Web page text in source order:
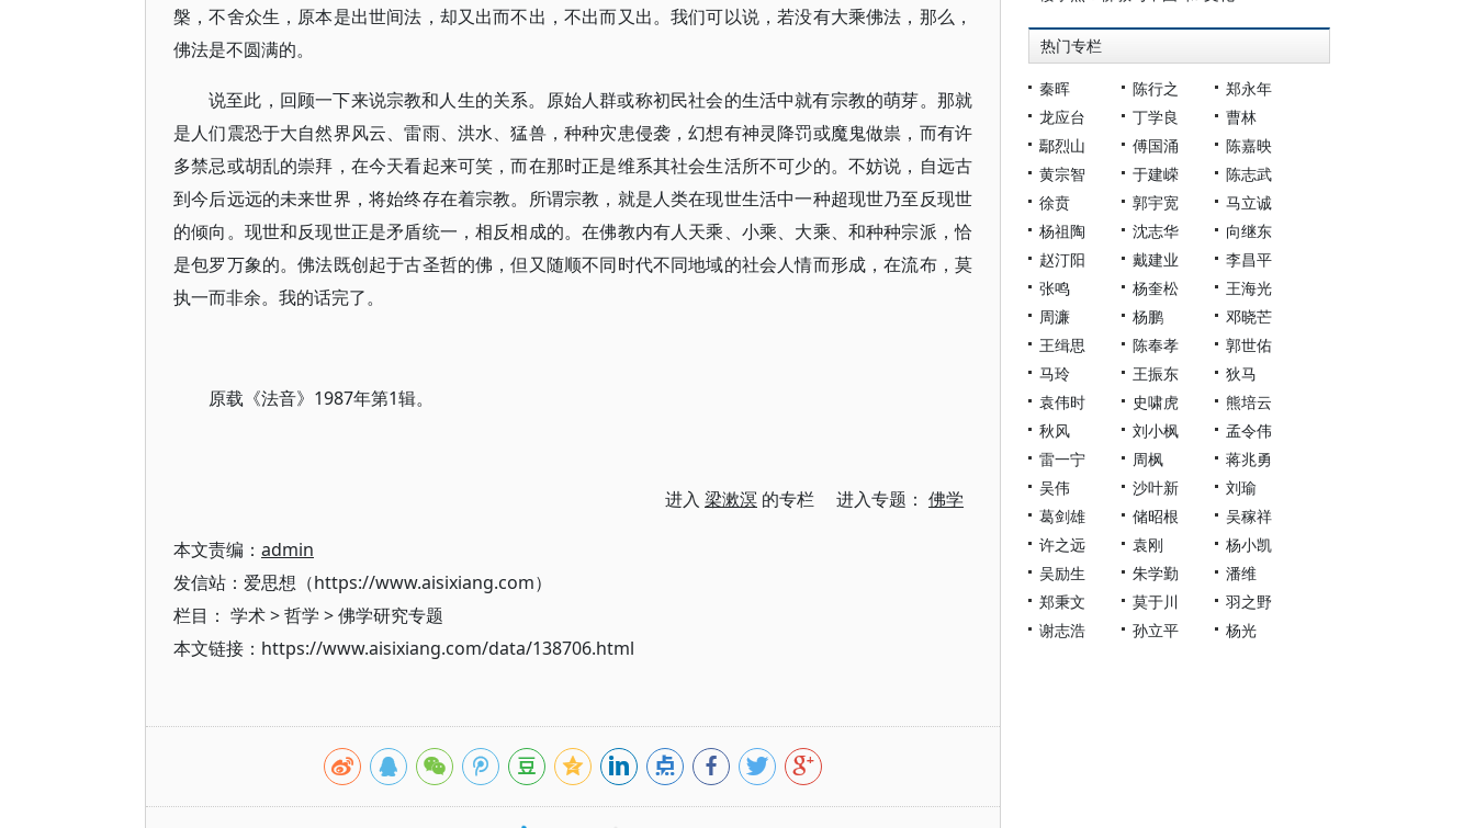
槃，不舍众生，原本是出世间法，却又出而不出，不出而又出。我们可以说，若没有大乘佛法，那么，
佛法是不圆满的。
说至此，回顾一下来说宗教和人生的关系。原始人群或称初民社会的生活中就有宗教的萌芽。那就
是人们震恐于大自然界风云、雷雨、洪水、猛兽，种种灾患侵袭，幻想有神灵降罚或魔鬼做祟，而有许
多禁忌或胡乱的崇拜，在今天看起来可笑，而在那时正是维系其社会生活所不可少的。不妨说，自远古
到今后远远的未来世界，将始终存在着宗教。所谓宗教，就是人类在现世生活中一种超现世乃至反现世
的倾向。现世和反现世正是矛盾统一，相反相成的。在佛教内有人天乘、小乘、大乘、和种种宗派，恰
是包罗万象的。佛法既创起于古圣哲的佛，但又随顺不同时代不同地域的社会人情而形成，在流布，莫
执一而非余。我的话完了。
原载《法音》1987年第1辑。
进入 梁漱溟 的专栏 进入专题： 佛学
本文责编： admin
发信站：爱思想（https://www.aisixiang.com）
栏目： 学术>哲学 >佛学研究专题
本文链接：https://www.aisixiang.com/data/138706.html
热门专栏
秦晖 陈行之
郑永年
龙应台
丁学良
曹林
鄢烈山
傅国涌
陈嘉映
黄宗智
于建嵘
陈志武
徐贲
郭宇宽
马立诚
杨祖陶
沈志华
向继东
赵汀阳
戴建业
李昌平
张鸣
杨奎松
王海光
周濂
杨鹏
邓晓芒
王缉思
陈奉孝
郭世佑
马玲
王振东
狄马
袁伟时
史啸虎
熊培云
秋风
刘小枫
孟令伟
雷一宁
周枫
蒋兆勇
吴伟
沙叶新
刘瑜
葛剑雄
储昭根
吴稼祥
许之远
袁刚
杨小凯
吴励生
朱学勤
潘维
郑秉文
莫于川
羽之野
谢志浩
孙立平 杨光